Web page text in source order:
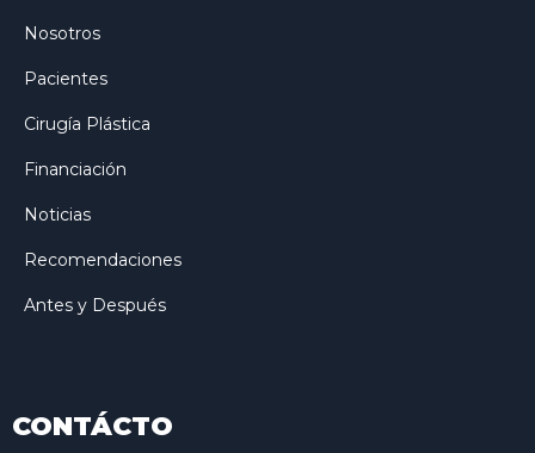
Nosotros
Pacientes
Cirugía Plástica
Financiación
Noticias
Recomendaciones
Antes y Después
CONTÁCTO